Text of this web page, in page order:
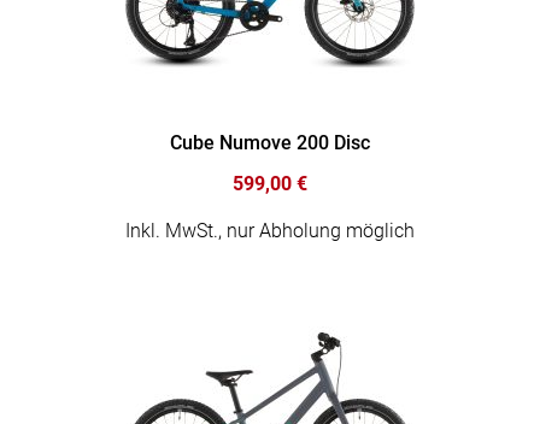
Cube Numove 200 Disc
599,00 €
Inkl. MwSt., nur Abholung möglich